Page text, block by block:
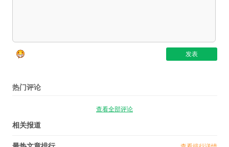
热门评论
查看全部评论
相关报道